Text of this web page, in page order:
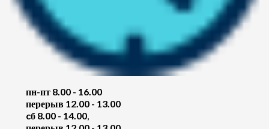
пн-пт 8.00 - 16.00
перерыв 12.00 - 13.00
cб 8.00 - 14.00,